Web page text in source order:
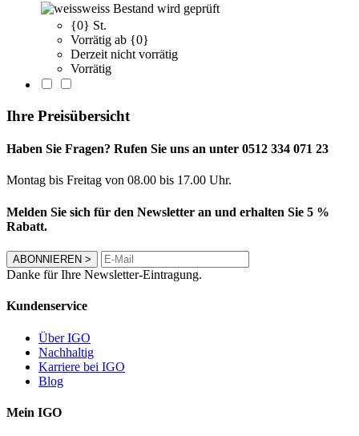
weiss Bestand wird geprüft
{0} St.
Vorrätig ab {0}
Derzeit nicht vorrätig
Vorrätig
Ihre Preisübersicht
Haben Sie Fragen? Rufen Sie uns an unter 0512 334 071 23
Montag bis Freitag von 08.00 bis 17.00 Uhr.
Melden Sie sich für den Newsletter an und erhalten Sie 5 %
Rabatt.
ABONNIEREN >
Danke für Ihre Newsletter-Eintragung.
Kundenservice
Über IGO
Nachhaltig
Karriere bei IGO
Blog
Mein IGO